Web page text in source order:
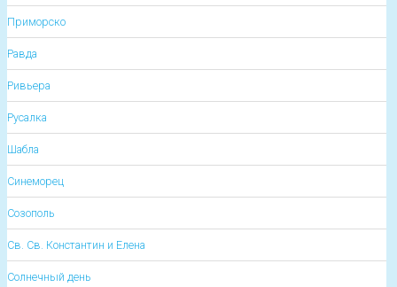
Приморско
Равда
Ривьера
Русалка
Шабла
Синеморец
Созополь
Св. Св. Константин и Елена
Солнечный день